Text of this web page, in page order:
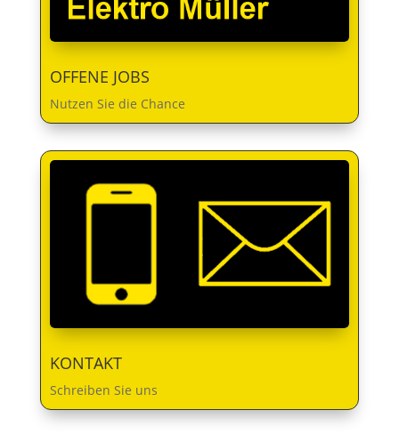
OFFENE JOBS
Nutzen Sie die Chance
KONTAKT
Schreiben Sie uns